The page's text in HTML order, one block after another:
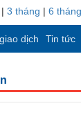
3 tháng | 6 tháng
dịch Tin tức